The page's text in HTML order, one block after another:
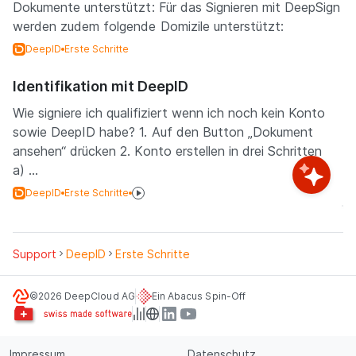
Dokumente unterstützt: Für das Signieren mit DeepSign
werden zudem folgende Domizile unterstützt:
DeepID Erste Schritte
Identifikation mit DeepID
Wie signiere ich qualifiziert wenn ich noch kein Konto
sowie DeepID habe? 1. Auf den Button „Dokument
ansehen“ drücken 2. Konto erstellen in drei Schritten
a) ...
DeepID Erste Schritte
Support DeepID Erste Schritte
©2026 DeepCloud AG Ein Abacus Spin-Off